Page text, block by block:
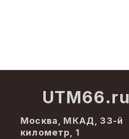
UTM66.ru
Москва, МКАД, 33-й
километр, 1